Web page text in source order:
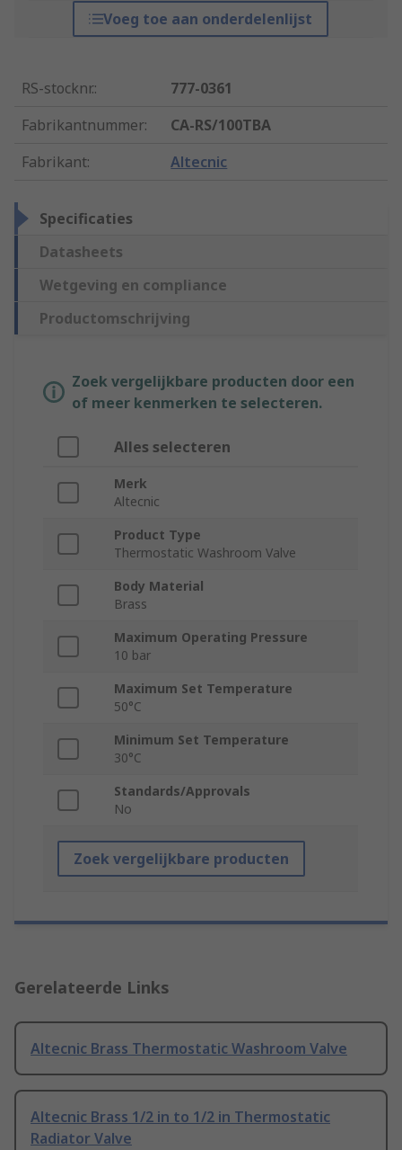
Voeg toe aan onderdelenlijst
RS-stocknr.:
777-0361
Fabrikantnummer:
CA-RS/100TBA
Fabrikant: Altecnic
Specificaties
Datasheets
Wetgeving en compliance
Productomschrijving
Zoek vergelijkbare producten door een
of meer kenmerken te selecteren.
Alles selecteren
Merk
Altecnic
Product Type
Thermostatic Washroom Valve
Body Material
Brass
Maximum Operating Pressure
10 bar
Maximum Set Temperature
50°C
Minimum Set Temperature
30°C
Standards/Approvals
No
Zoek vergelijkbare producten
Gerelateerde Links
Altecnic Brass Thermostatic Washroom Valve
Altecnic Brass 1/2 in to 1/2 in Thermostatic
Radiator Valve